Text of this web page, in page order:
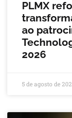
PLMX
ao
2026
5 de agosto de